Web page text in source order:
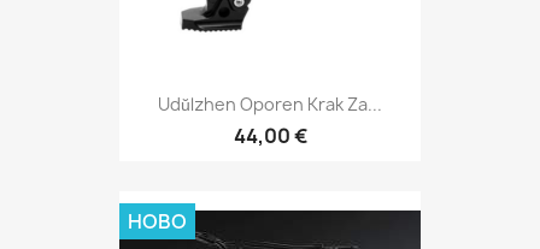
Udŭlzhen Oporen Krak Za...
44,00 €
НОВО